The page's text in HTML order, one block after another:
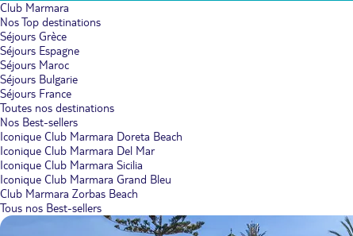
Club Marmara
Nos Top destinations
Séjours Grèce
Séjours Espagne
Séjours Maroc
Séjours Bulgarie
Séjours France
Toutes nos destinations
Nos Best-sellers
Iconique Club Marmara Doreta Beach
Iconique Club Marmara Del Mar
Iconique Club Marmara Sicilia
Iconique Club Marmara Grand Bleu
Club Marmara Zorbas Beach
Tous nos Best-sellers